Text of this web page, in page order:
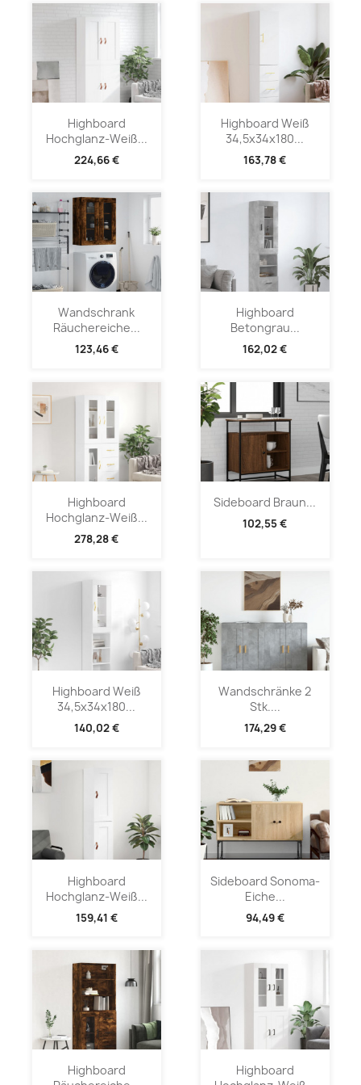
Highboard
Hochglanz-Weiß...
224,66 €
Highboard Weiß
34,5x34x180...
163,78 €
Wandschrank
Räuchereiche...
123,46 €
Highboard
Betongrau...
162,02 €
Highboard
Hochglanz-Weiß...
278,28 €
Sideboard Braun...
102,55 €
Highboard Weiß
34,5x34x180...
140,02 €
Wandschränke 2
Stk....
174,29 €
Highboard
Hochglanz-Weiß...
159,41 €
Sideboard Sonoma-
Eiche...
94,49 €
Highboard
Highboard